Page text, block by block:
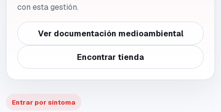
con esta gestión.
Ver documentación medioambiental
Encontrar tienda
Entrar por síntoma